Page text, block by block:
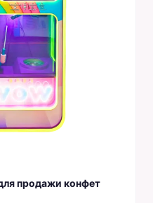
продажи конфет